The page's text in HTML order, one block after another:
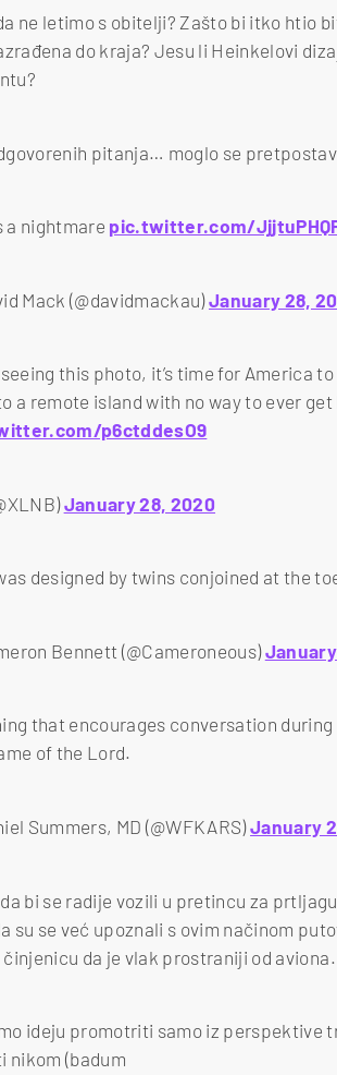
ne letimo s obitelji? Zašto bi itko htio
do kraja? Jesu li Heinkelovi
pitanja… moglo se
a nightmare pic.twitter.com/
Mack (@davidmackau)January 28,
this photo, it’s time for America
a remote island with no way to ever
p6ctddesO9
January 28, 2020
designed by twins conjoined at the
Bennett (@Cameroneous)
that encourages conversation
of the Lord.
Summers, MD (@WFKARS)January
bi se radije vozili u pretincu za
su se već upoznali s ovim načinom
činjenicu da je vlak prostraniji od aviona.
ideju promotriti samo iz perspektive
nikom (badum